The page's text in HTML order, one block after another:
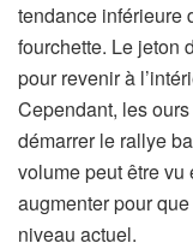
tendance inférieure
fourchette. Le jeton
pour revenir à
Cependant, les
démarrer le rallye
volume peut être
augmenter pour
niveau actuel.